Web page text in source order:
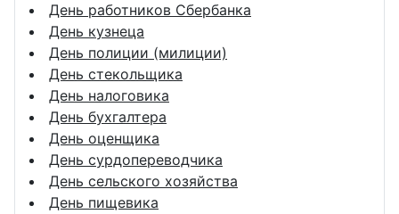
День работников Сбербанка
День кузнеца
День полиции (милиции)
День стекольщика
День налоговика
День бухгалтера
День оценщика
День сурдопереводчика
День сельского хозяйства
День пищевика